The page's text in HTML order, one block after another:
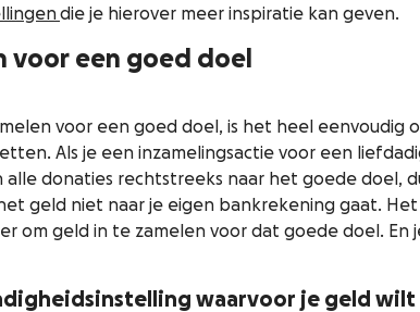
die je hierover meer inspiratie kan geven.
voor een goed doel
voor een goed doel, is het heel eenvoudig
Als je een inzamelingsactie voor een
alle donaties rechtstreeks naar het goede doel,
geld niet naar je eigen bankrekening gaat. Het
om geld in te zamelen voor dat goede doel. En
waarvoor je geld wilt